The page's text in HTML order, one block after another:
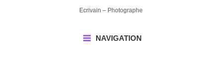
Ecrivain – Photographe
NAVIGATION